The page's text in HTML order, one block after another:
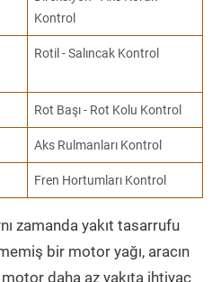
Kontrol
Rotil - Salıncak Kontrol
Rot Başı - Rot Kolu Kontrol
Aks Rulmanları Kontrol
Fren Hortumları Kontrol
zamanda yakıt tasarrufu
bir motor yağı, aracın
daha az yakıta ihtiyaç